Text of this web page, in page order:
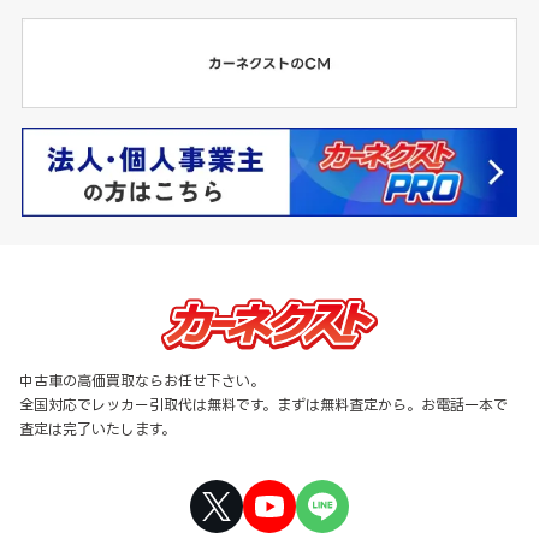
中古車の高価買取ならお任せ下さい。
全国対応でレッカー引取代は無料です。まずは無料査定から。お電話一本で
査定は完了いたします。